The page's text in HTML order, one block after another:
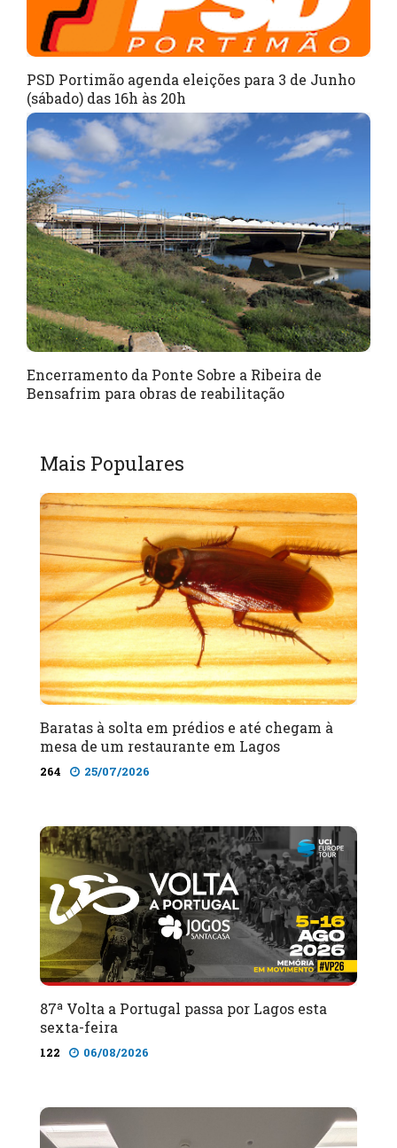
PSD Portimão agenda eleições para 3 de Junho
(sábado) das 16h às 20h
Encerramento da Ponte Sobre a Ribeira de
Bensafrim para obras de reabilitação
Mais Populares
Baratas à solta em prédios e até chegam à
mesa de um restaurante em Lagos
264 25/07/2026
87ª Volta a Portugal passa por Lagos esta
sexta-feira
122 06/08/2026